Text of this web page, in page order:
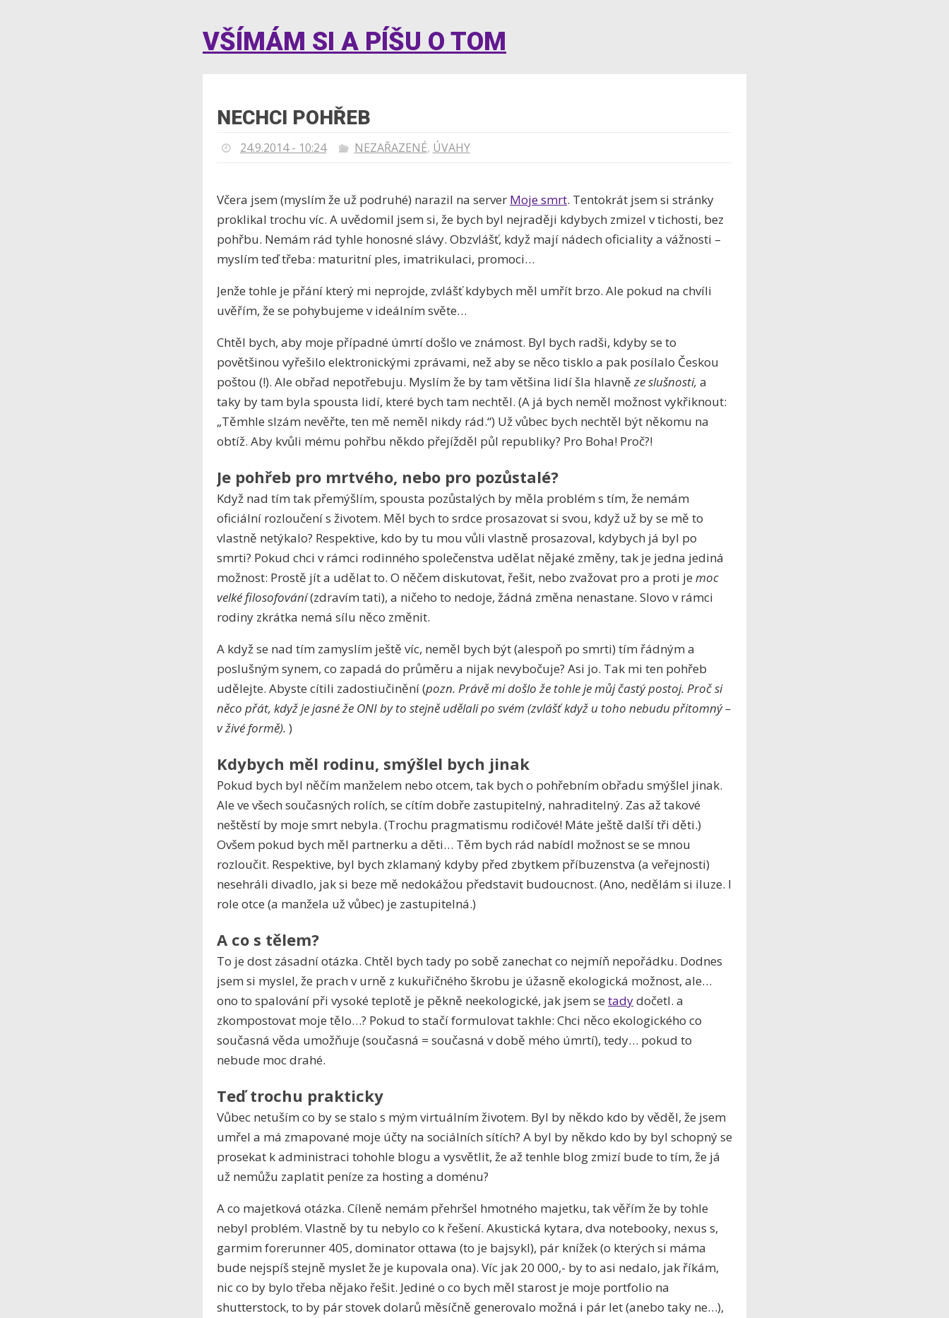
VŠÍMÁM SI A PÍŠU O TOM
NECHCI POHŘEB
24.9.2014 - 10:24 NEZAŘAZENÉ, ÚVAHY
Včera jsem (myslím že už podruhé) narazil na server Moje smrt. Tentokrát jsem si stránky
proklikal trochu víc. A uvědomil jsem si, že bych byl nejraději kdybych zmizel v tichosti, bez
pohřbu. Nemám rád tyhle honosné slávy. Obzvlášť, když mají nádech oficiality a vážnosti –
myslím teď třeba: maturitní ples, imatrikulaci, promoci…
Jenže tohle je přání který mi neprojde, zvlášť kdybych měl umřít brzo. Ale pokud na chvíli
uvěřím, že se pohybujeme v ideálním světe…
Chtěl bych, aby moje případné úmrtí došlo ve známost. Byl bych radši, kdyby se to
povětšinou vyřešilo elektronickými zprávami, než aby se něco tisklo a pak posílalo Českou
poštou (!). Ale obřad nepotřebuju. Myslím že by tam většina lidí šla hlavněze slušnosti, a
taky by tam byla spousta lidí, které bych tam nechtěl. (A já bych neměl možnost vykřiknout:
„Těmhle slzám nevěřte, ten mě neměl nikdy rád.“) Už vůbec bych nechtěl být někomu na
obtíž. Aby kvůli mému pohřbu někdo přejížděl půl republiky? Pro Boha! Proč?!
Je pohřeb pro mrtvého, nebo pro pozůstalé?
Když nad tím tak přemýšlím, spousta pozůstalých by měla problém s tím, že nemám
oficiální rozloučení s životem. Měl bych to srdce prosazovat si svou, když už by se mě to
vlastně netýkalo? Respektive, kdo by tu mou vůli vlastně prosazoval, kdybych já byl po
smrti? Pokud chci v rámci rodinného společenstva udělat nějaké změny, tak je jedna jediná
možnost: Prostě jít a udělat to. O něčem diskutovat, řešit, nebo zvažovat pro a proti je moc
velké filosofování(zdravím tati), a ničeho to nedoje, žádná změna nenastane. Slovo v rámci
rodiny zkrátka nemá sílu něco změnit.
A když se nad tím zamyslím ještě víc, neměl bych být (alespoň po smrti) tím řádným a
poslušným synem, co zapadá do průměru a nijak nevybočuje? Asi jo. Tak mi ten pohřeb
udělejte. Abyste cítili zadostiučinění (pozn. Právě mi došlo že tohle je můj častý postoj. Proč si
něco přát, když je jasné že ONI by to stejně udělali po svém (zvlášť když u toho nebudu přitomný –
v živé formě). )
Kdybych měl rodinu, smýšlel bych jinak
Pokud bych byl něčím manželem nebo otcem, tak bych o pohřebním obřadu smýšlel jinak.
Ale ve všech současných rolích, se cítím dobře zastupitelný, nahraditelný. Zas až takové
neštěstí by moje smrt nebyla. (Trochu pragmatismu rodičové! Máte ještě další tři děti.)
Ovšem pokud bych měl partnerku a děti… Těm bych rád nabídl možnost se se mnou
rozloučit. Respektive, byl bych zklamaný kdyby před zbytkem příbuzenstva (a veřejnosti)
nesehráli divadlo, jak si beze mě nedokážou představit budoucnost. (Ano, nedělám si iluze. I
role otce (a manžela už vůbec) je zastupitelná.)
A co s tělem?
To je dost zásadní otázka. Chtěl bych tady po sobě zanechat co nejmíň nepořádku. Dodnes
jsem si myslel, že prach v urně z kukuřičného škrobu je úžasně ekologická možnost, ale…
ono to spalování při vysoké teplotě je pěkně neekologické, jak jsem se tadydočetl. a
zkompostovat moje tělo…? Pokud to stačí formulovat takhle: Chci něco ekologického co
současná věda umožňuje (současná = současná v době mého úmrtí), tedy… pokud to
nebude moc drahé.
Teď trochu prakticky
Vůbec netuším co by se stalo s mým virtuálním životem. Byl by někdo kdo by věděl, že jsem
umřel a má zmapované moje účty na sociálních sítích? A byl by někdo kdo by byl schopný se
prosekat k administraci tohohle blogu a vysvětlit, že až tenhle blog zmizí bude to tím, že já
už nemůžu zaplatit peníze za hosting a doménu?
A co majetková otázka. Cíleně nemám přehršel hmotného majetku, tak věřím že by tohle
nebyl problém. Vlastně by tu nebylo co k řešení. Akustická kytara, dva notebooky, nexus s,
garmim forerunner 405, dominator ottawa (to je bajsykl), pár knížek (o kterých si máma
bude nejspíš stejně myslet že je kupovala ona). Víc jak 20 000,- by to asi nedalo, jak říkám,
nic co by bylo třeba nějako řešit. Jediné o co bych měl starost je moje portfolio na
shutterstock, to by pár stovek dolarů měsíčně generovalo možná i pár let (anebo taky ne…),